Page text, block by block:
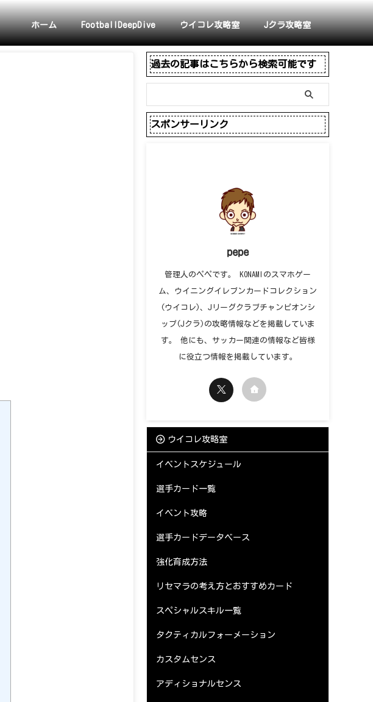
ホーム FootballDeepDive ウイコレ攻略室 Jクラ攻略室
過去の記事はこちらから検索可能です
スポンサーリンク
pepe
管理人のペペです。 KONAMIのスマホゲー
ム、ウイニングイレブンカードコレクション
(ウイコレ)、Jリーグクラブチャンピオンシ
ップ(Jクラ)の攻略情報などを掲載していま
す。 他にも、サッカー関連の情報など皆様
に役立つ情報を掲載しています。
ウイコレ攻略室
イベントスケジュール
選手カード一覧
イベント攻略
選手カードデータベース
強化育成方法
リセマラの考え方とおすすめカード
スペシャルスキル一覧
タクティカルフォーメーション
カスタムセンス
アディショナルセンス